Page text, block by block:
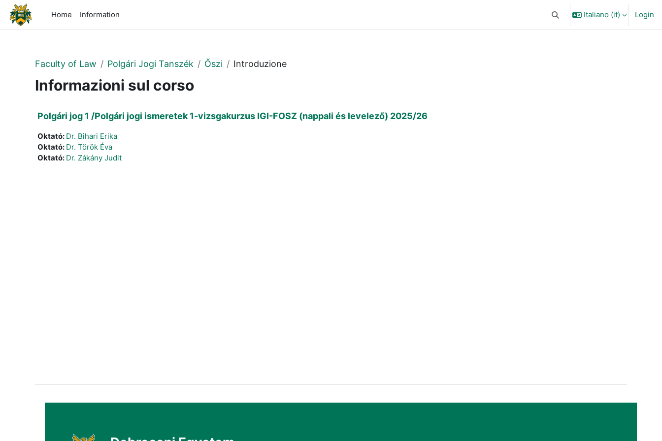
Vai al contenuto principale
Home
Information Attiva/disattiva input di ricerca
Italiano ‎(it)‎ Login
Faculty of Law Polgári Jogi Tanszék Őszi Introduzione
Informazioni sul corso
Polgári jog 1 /Polgári jogi ismeretek 1-vizsgakurzus IGI-FOSZ (nappali és levelező) 2025/26
Oktató: Dr. Bihari Erika
Oktató: Dr. Török Éva
Oktató: Dr. Zákány Judit